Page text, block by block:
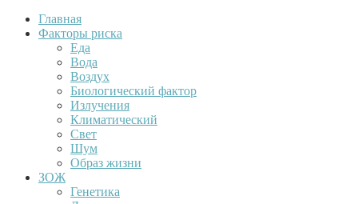
Главная
Факторы риска
Еда
Вода
Воздух
Биологический фактор
Излучения
Климатический
Свет
Шум
Образ жизни
ЗОЖ
Генетика